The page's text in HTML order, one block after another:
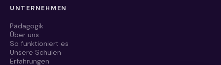
UNTERNEHMEN
Pädagogik
Über uns
So funktioniert es
Unsere Schulen
Erfahrungen
KI-Kollege und beantworte erste Fragen